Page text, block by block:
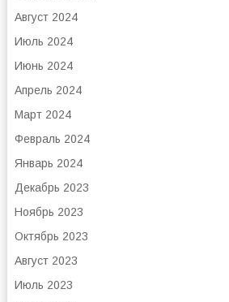
Август 2024
Июль 2024
Июнь 2024
Апрель 2024
Март 2024
Февраль 2024
Январь 2024
Декабрь 2023
Ноябрь 2023
Октябрь 2023
Август 2023
Июль 2023